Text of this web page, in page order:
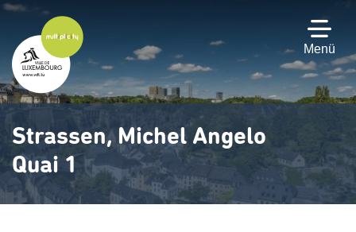
Zum
Hauptinhalt
gehen
Menü
Strassen, Michel Angelo
Quai 1